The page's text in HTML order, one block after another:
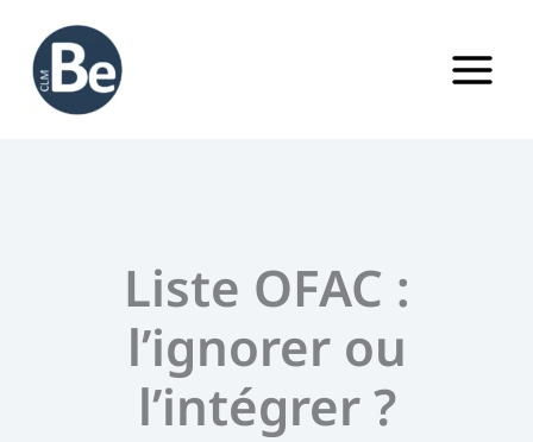
contenu
Liste OFAC :
l’ignorer ou
l’intégrer ?